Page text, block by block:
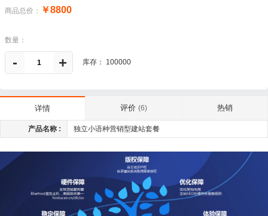
商品总价： ￥8800
数量：
- + 库存： 100000
详情 评价 (6) 热销
产品名称 : 独立小语种营销型建站套餐